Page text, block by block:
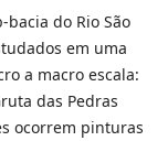
do Rio São
em uma
a macro escala:
das Pedras
ocorrem pinturas